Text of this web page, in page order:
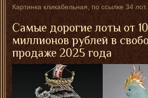
Картинка кликабельная, по ссылке 34 лот.
Самые дорогие лоты от 10
миллионов рублей в
продаже 2025 года